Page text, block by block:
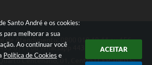
Santo André e os cookies:
para melhorar a sua
Ao continuar você
Política de Cookies e
ACEITAR
de Atendimento: 0800 019 19 44 ou 156
0111 ou Whatsapp 4433-0123
Centenário, 01, Centro | CEP: 09015-